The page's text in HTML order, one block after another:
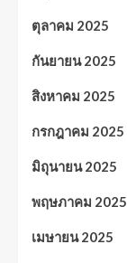
ตุลาคม 2025
กันยายน 2025
สิงหาคม 2025
กรกฎาคม 2025
มิถุนายน 2025
พฤษภาคม 2025
เมษายน 2025